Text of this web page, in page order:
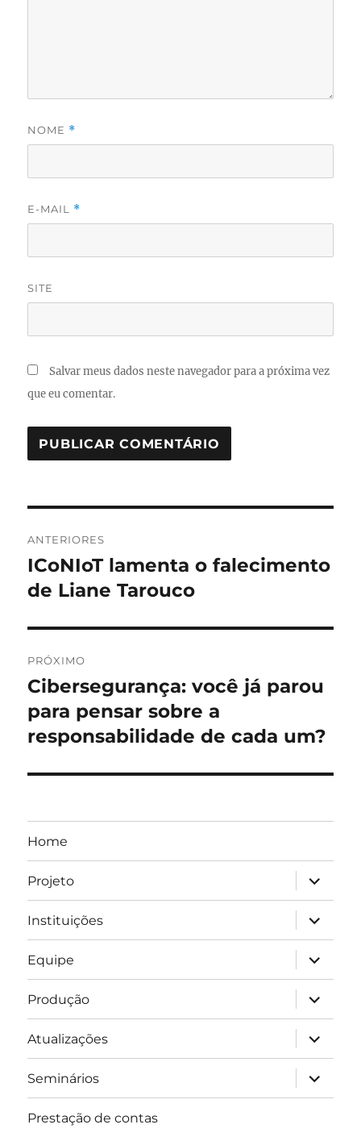
NOME *
E-MAIL *
SITE
Salvar meus dados neste navegador para a próxima vez
que eu comentar.
de
Post
ANTERIORES
Post
anterior:
ICoNIoT lamenta o falecimento
de Liane Tarouco
PRÓXIMO
Próximo
post:
Cibersegurança: você já parou
para pensar sobre a
responsabilidade de cada um?
Home
Projeto
expandir
Instituições
expandir
Equipe
expandir
Produção
expandir
Atualizações
expandir
Seminários
expandir
Prestação de contas